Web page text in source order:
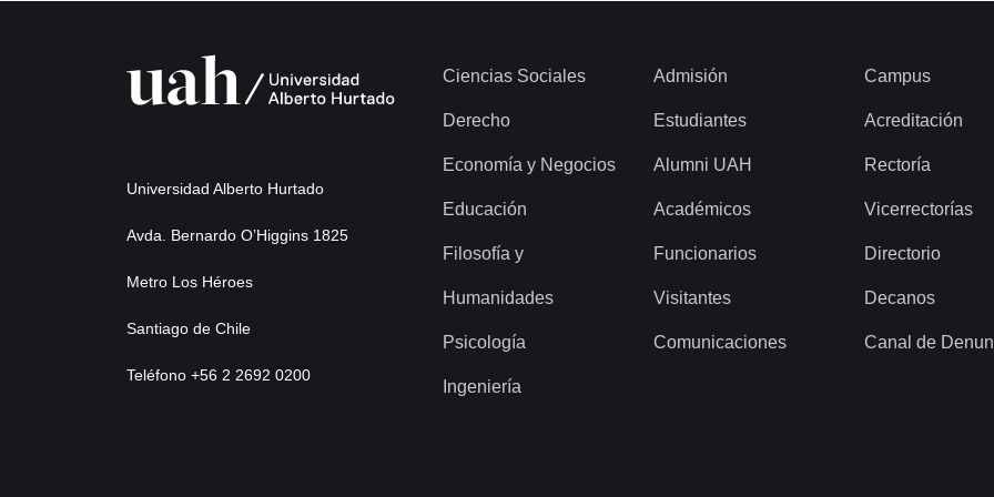
Universidad Alberto Hurtado
Avda. Bernardo O’Higgins 1825
Metro Los Héroes
Santiago de Chile
Teléfono +56 2 2692 0200
Ciencias Sociales
Derecho
Economía y Negocios
Educación
Filosofía y
Humanidades
Psicología
Ingeniería
Admisión
Estudiantes
Alumni UAH
Académicos
Funcionarios
Visitantes
Comunicaciones
Campus
Acreditación
Rectoría
Vicerrectorías
Directorio
Decanos
Canal de